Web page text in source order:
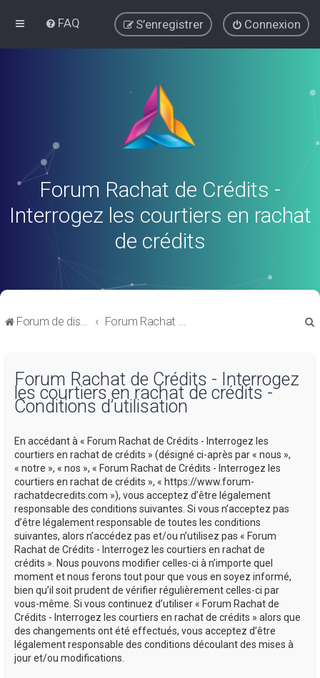
FAQ Connexion
S’enregistrer
Forum Rachat de Crédits -
Interrogez les courtiers en rachat
de crédits
Forum de discussions sur le Regroupement de Crédits et le Rachat de Crédits Forum Rachat de Crédits
Forum Rachat de Crédits - Interrogez
les courtiers en rachat de crédits -
Conditions d’utilisation
En accédant à « Forum Rachat de Crédits - Interrogez les
courtiers en rachat de crédits » (désigné ci-après par « nous »,
« notre », « nos », « Forum Rachat de Crédits - Interrogez les
courtiers en rachat de crédits », « https://www.forum-
rachatdecredits.com »), vous acceptez d’être légalement
responsable des conditions suivantes. Si vous n’acceptez pas
d’être légalement responsable de toutes les conditions
suivantes, alors n’accédez pas et/ou n’utilisez pas « Forum
Rachat de Crédits - Interrogez les courtiers en rachat de
crédits ». Nous pouvons modifier celles-ci à n’importe quel
moment et nous ferons tout pour que vous en soyez informé,
bien qu’il soit prudent de vérifier régulièrement celles-ci par
vous-même. Si vous continuez d’utiliser « Forum Rachat de
Crédits - Interrogez les courtiers en rachat de crédits » alors que
des changements ont été effectués, vous acceptez d’être
légalement responsable des conditions découlant des mises à
jour et/ou modifications.